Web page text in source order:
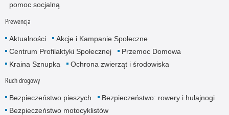
pomoc socjalną
Prewencja
Aktualności
Akcje i Kampanie Społeczne
Centrum Profilaktyki Społecznej
Przemoc Domowa
Kraina Sznupka
Ochrona zwierząt i środowiska
Ruch drogowy
Bezpieczeństwo pieszych
Bezpieczeństwo: rowery i hulajnogi
Bezpieczeństwo motocyklistów